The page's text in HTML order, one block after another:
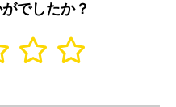
でしたか？